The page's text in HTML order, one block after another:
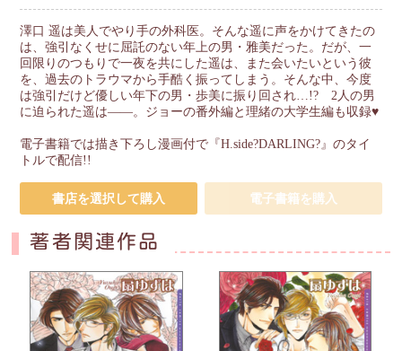
澤口 遥は美人でやり手の外科医。そんな遥に声をかけてきたの
は、強引なくせに屈託のない年上の男・雅美だった。だが、一
回限りのつもりで一夜を共にした遥は、また会いたいという彼
を、過去のトラウマから手酷く振ってしまう。そんな中、今度
は強引だけど優しい年下の男・歩美に振り回され…!? 2人の男
に迫られた遥は――。ジョーの番外編と理緒の大学生編も収録♥
電子書籍では描き下ろし漫画付で『H.side?DARLING?』のタイ
トルで配信!!
書店を選択して購入 電子書籍を購入
著者関連作品